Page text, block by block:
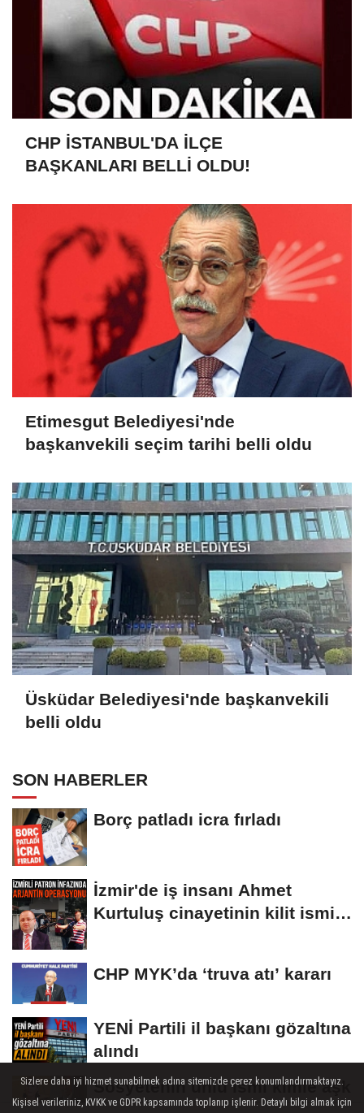
CHP İSTANBUL'DA İLÇE
BAŞKANLARI BELLİ OLDU!
Etimesgut Belediyesi'nde
başkanvekili seçim tarihi belli oldu
Üsküdar Belediyesi'nde başkanvekili
belli oldu
SON HABERLER
Borç patladı icra fırladı
İzmir'de iş insanı Ahmet
Kurtuluş cinayetinin kilit ismi
CHP MYK’da ‘truva atı’ kararı
YENİ Partili il başkanı gözaltına
alındı
Sosyetenin ünlü ismi kimle aşk
yaşıyor?
Sizlere daha iyi hizmet sunabilmek adına sitemizde çerez konumlandırmaktayız.
Kişisel verileriniz, KVKK ve GDPR kapsamında toplanıp işlenir. Detaylı bilgi almak için